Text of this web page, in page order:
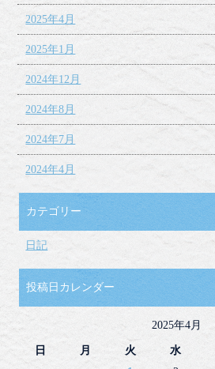
2025年4月
2025年1月
2024年12月
2024年8月
2024年7月
2024年4月
カテゴリー
日記
投稿日カレンダー
2025年4月
日 月 火 水